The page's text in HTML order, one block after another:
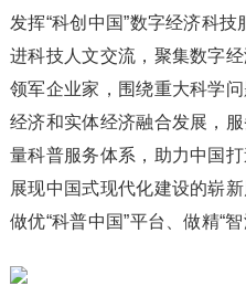
发挥“科创中国”数字经济科
进科技人文交流，聚集数字
领军企业家，围绕重大科学
经济和实体经济融合发展，
量科普服务体系，助力中国
展现中国式现代化建设的崭新
做优“科普中国”平台、做精“智